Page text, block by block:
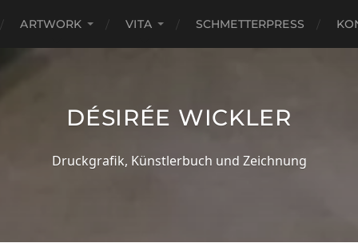
ARTWORK VITA SCHMETTERPRESS
DÉSIRÉE WICKLER
Druckgrafik, Künstlerbuch und Zeichnung